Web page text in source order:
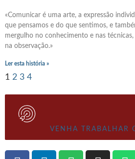
«Comunicar é uma arte, a expressão
que pensamos e do que sentimos, e
mergulho no conhecimento e nas
na observação.»
Ler esta história »
1 2 3 4
VENHA TRABALHAR